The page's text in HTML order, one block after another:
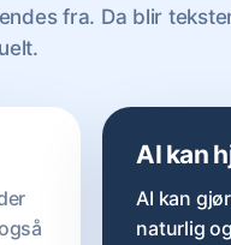
fra. Da blir
AI kan
AI kan
naturlig